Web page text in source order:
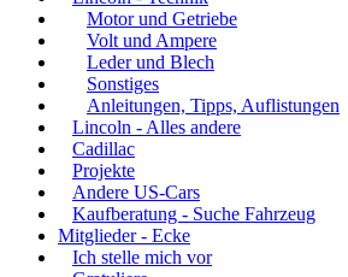
Motor und Getriebe
Volt und Ampere
Leder und Blech
Sonstiges
Anleitungen, Tipps, Auflistungen
Lincoln - Alles andere
Cadillac
Projekte
Andere US-Cars
Kaufberatung - Suche Fahrzeug
Mitglieder - Ecke
Ich stelle mich vor